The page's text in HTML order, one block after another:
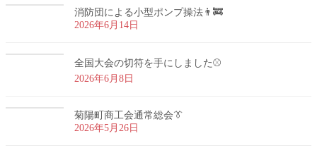
消防団による小型ポンプ操法👨‍🚒
2026年6月14日
全国大会の切符を手にしました⚾
2026年6月8日
菊陽町商工会通常総会👔
2026年5月26日